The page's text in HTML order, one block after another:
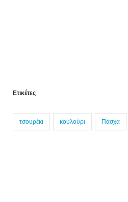
Ετικέτες
τσουρέκι κουλούρι Πάσχα